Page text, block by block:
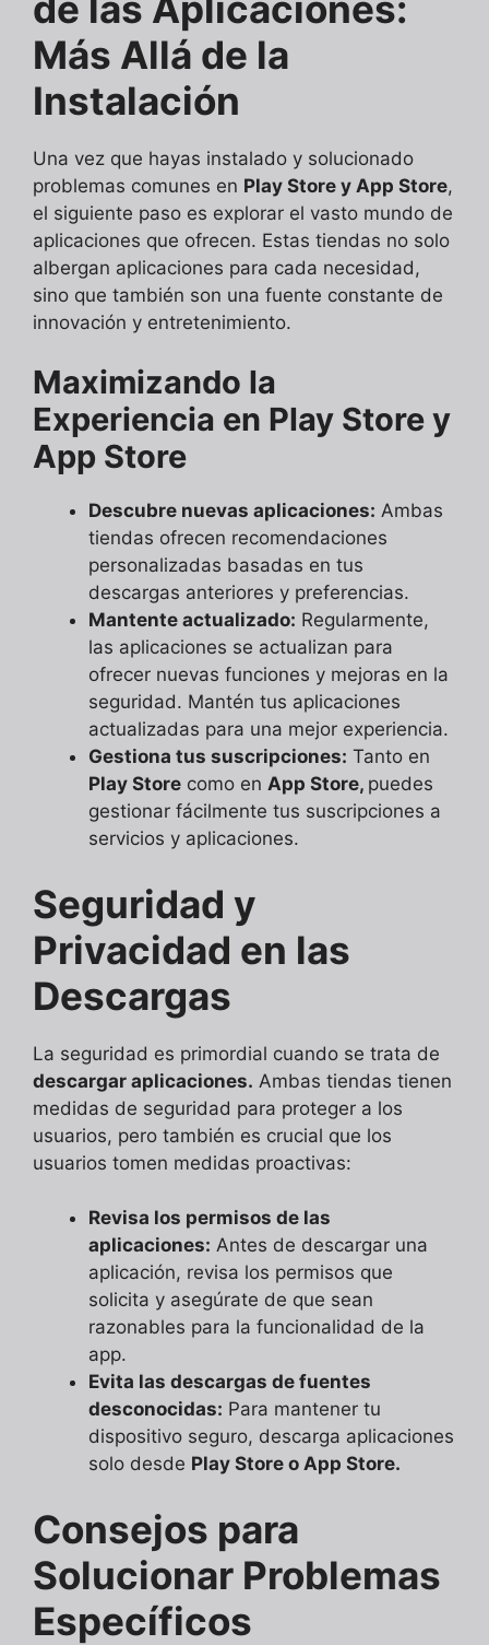
Más Allá de la
Instalación
Una vez que hayas instalado y solucionado
problemas comunes en Play Store y App Store,
el siguiente paso es explorar el vasto mundo de
aplicaciones que ofrecen. Estas tiendas no solo
albergan aplicaciones para cada necesidad,
sino que también son una fuente constante de
innovación y entretenimiento.
Maximizando la
Experiencia en Play Store y
App Store
Descubre nuevas aplicaciones: Ambas
tiendas ofrecen recomendaciones
personalizadas basadas en tus
descargas anteriores y preferencias.
Mantente actualizado: Regularmente,
las aplicaciones se actualizan para
ofrecer nuevas funciones y mejoras en la
seguridad. Mantén tus aplicaciones
actualizadas para una mejor experiencia.
Gestiona tus suscripciones: Tanto en
Play Store como en App Store, puedes
gestionar fácilmente tus suscripciones a
servicios y aplicaciones.
Seguridad y
Privacidad en las
Descargas
La seguridad es primordial cuando se trata de
descargar aplicaciones. Ambas tiendas tienen
medidas de seguridad para proteger a los
usuarios, pero también es crucial que los
usuarios tomen medidas proactivas:
Revisa los permisos de las
aplicaciones: Antes de descargar una
aplicación, revisa los permisos que
solicita y asegúrate de que sean
razonables para la funcionalidad de la
app.
Evita las descargas de fuentes
desconocidas: Para mantener tu
dispositivo seguro, descarga aplicaciones
solo desde Play Store o App Store.
Consejos para
Solucionar Problemas
Específicos